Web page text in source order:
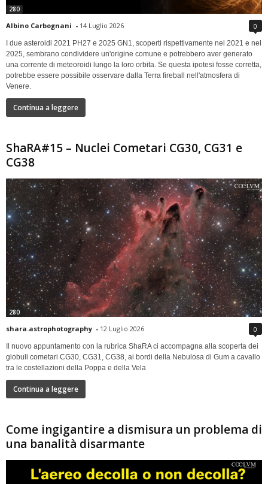
280
Albino Carbognani - 14 Luglio 2026 0
I due asteroidi 2021 PH27 e 2025 GN1, scoperti rispettivamente nel 2021 e nel
2025, sembrano condividere un'origine comune e potrebbero aver generato
una corrente di meteoroidi lungo la loro orbita. Se questa ipotesi fosse corretta,
potrebbe essere possibile osservare dalla Terra fireball nell'atmosfera di
Venere.
Continua a leggere
ShaRA#15 – Nuclei Cometari CG30, CG31 e
CG38
280
shara.astrophotography - 12 Luglio 2026 0
Il nuovo appuntamento con la rubrica ShaRA ci accompagna alla scoperta dei
globuli cometari CG30, CG31, CG38, ai bordi della Nebulosa di Gum a cavallo
tra le costellazioni della Poppa e della Vela
Continua a leggere
Come ingigantire a dismisura un problema di
una banalità disarmante